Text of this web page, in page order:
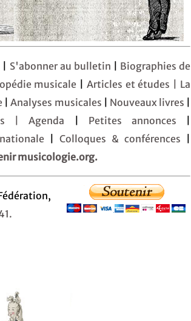
S'abonner au bulletin
Biographies de
musicale Articles et études | La
|Analyses musicales Nouveaux livres
|Agenda Petites annonces
Colloques & conférences
musicologie.org.